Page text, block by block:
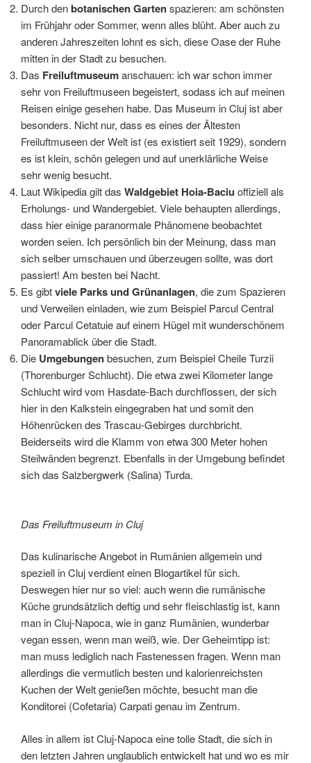
Durch denbotanischen Gartenspazieren: am schönsten
im Frühjahr oder Sommer, wenn alles blüht. Aber auch zu
anderen Jahreszeiten lohnt es sich, diese Oase der Ruhe
mitten in der Stadt zu besuchen.
Das Freiluftmuseumanschauen: ich war schon immer
sehr von Freiluftmuseen begeistert, sodass ich auf meinen
Reisen einige gesehen habe. Das Museum in Cluj ist aber
besonders. Nicht nur, dass es eines der Ältesten
Freiluftmuseen der Welt ist (es existiert seit 1929), sondern
es ist klein, schön gelegen und auf unerklärliche Weise
sehr wenig besucht.
Laut Wikipedia gilt das Waldgebiet Hoia-Baciu offiziell als
Erholungs- und Wandergebiet. Viele behaupten allerdings,
dass hier einige paranormale Phänomene beobachtet
worden seien. Ich persönlich bin der Meinung, dass man
sich selber umschauen und überzeugen sollte, was dort
passiert! Am besten bei Nacht.
Es gibtviele Parks und Grünanlagen, die zum Spazieren
und Verweilen einladen, wie zum Beispiel Parcul Central
oder Parcul Cetatuie auf einem Hügel mit wunderschönem
Panoramablick über die Stadt.
Die Umgebungenbesuchen, zum Beispiel Cheile Turzii
(Thorenburger Schlucht). Die etwa zwei Kilometer lange
Schlucht wird vom Hasdate-Bach durchflossen, der sich
hier in den Kalkstein eingegraben hat und somit den
Höhenrücken des Trascau-Gebirges durchbricht.
Beiderseits wird die Klamm von etwa 300 Meter hohen
Steilwänden begrenzt. Ebenfalls in der Umgebung befindet
sich das Salzbergwerk (Salina) Turda.
Das Freiluftmuseum in Cluj
Das kulinarische Angebot in Rumänien allgemein und
speziell in Cluj verdient einen Blogartikel für sich.
Deswegen hier nur so viel: auch wenn die rumänische
Küche grundsätzlich deftig und sehr fleischlastig ist, kann
man in Cluj-Napoca, wie in ganz Rumänien, wunderbar
vegan essen, wenn man weiß, wie. Der Geheimtipp ist:
man muss lediglich nach Fastenessen fragen. Wenn man
allerdings die vermutlich besten und kalorienreichsten
Kuchen der Welt genießen möchte, besucht man die
Konditorei (Cofetaria) Carpati genau im Zentrum.
Alles in allem ist Cluj-Napoca eine tolle Stadt, die sich in
den letzten Jahren unglaublich entwickelt hat und wo es mir